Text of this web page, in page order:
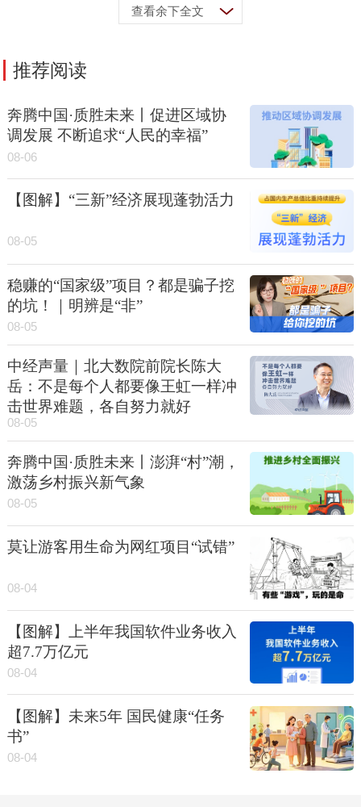
查看余下全文
推荐阅读
奔腾中国·质胜未来丨促进区域协
调发展 不断追求“人民的幸福”
08-06
【图解】“三新”经济展现蓬勃活力
08-05
稳赚的“国家级”项目？都是骗子挖
的坑！｜明辨是“非”
08-05
中经声量｜北大数院前院长陈大
岳：不是每个人都要像王虹一样冲
击世界难题，各自努力就好
08-05
奔腾中国·质胜未来丨澎湃“村”潮，
激荡乡村振兴新气象
08-05
莫让游客用生命为网红项目“试错”
08-04
【图解】上半年我国软件业务收入
超7.7万亿元
08-04
【图解】未来5年 国民健康“任务
书”
08-04